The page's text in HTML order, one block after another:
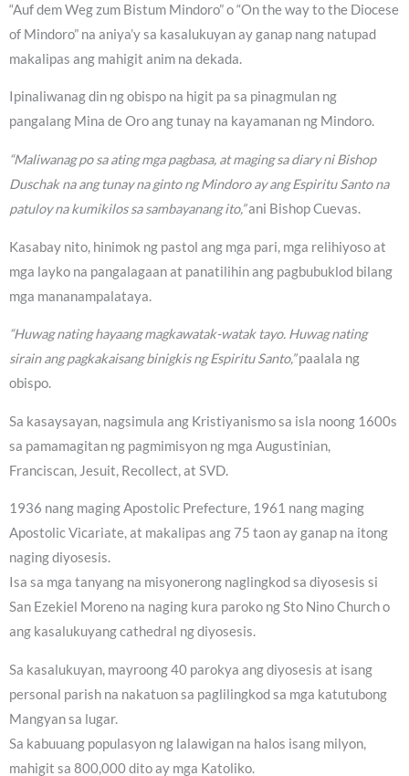
“Auf dem Weg zum Bistum Mindoro” o “On the way to the Diocese
of Mindoro” na aniya’y sa kasalukuyan ay ganap nang natupad
makalipas ang mahigit anim na dekada.
Ipinaliwanag din ng obispo na higit pa sa pinagmulan ng
pangalang Mina de Oro ang tunay na kayamanan ng Mindoro.
“Maliwanag po sa ating mga pagbasa, at maging sa diary ni Bishop
Duschak na ang tunay na ginto ng Mindoro ay ang Espiritu Santo na
patuloy na kumikilos sa sambayanang ito,”ani Bishop Cuevas.
Kasabay nito, hinimok ng pastol ang mga pari, mga relihiyoso at
mga layko na pangalagaan at panatilihin ang pagbubuklod bilang
mga mananampalataya.
“Huwag nating hayaang magkawatak-watak tayo. Huwag nating
sirain ang pagkakaisang binigkis ng Espiritu Santo,”paalala ng
obispo.
Sa kasaysayan, nagsimula ang Kristiyanismo sa isla noong 1600s
sa pamamagitan ng pagmimisyon ng mga Augustinian,
Franciscan, Jesuit, Recollect, at SVD.
1936 nang maging Apostolic Prefecture, 1961 nang maging
Apostolic Vicariate, at makalipas ang 75 taon ay ganap na itong
naging diyosesis.
Isa sa mga tanyang na misyonerong naglingkod sa diyosesis si
San Ezekiel Moreno na naging kura paroko ng Sto Nino Church o
ang kasalukuyang cathedral ng diyosesis.
Sa kasalukuyan, mayroong 40 parokya ang diyosesis at isang
personal parish na nakatuon sa paglilingkod sa mga katutubong
Mangyan sa lugar.
Sa kabuuang populasyon ng lalawigan na halos isang milyon,
mahigit sa 800,000 dito ay mga Katoliko.